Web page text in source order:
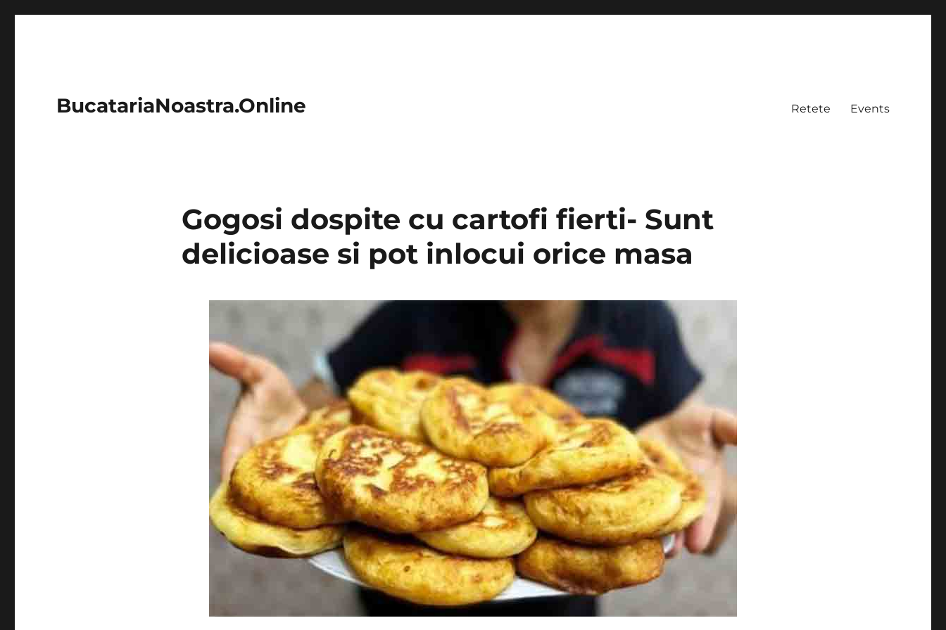
BucatariaNoastra.Online Retete Events
Gogosi dospite cu cartofi fierti- Sunt
delicioase si pot inlocui orice masa